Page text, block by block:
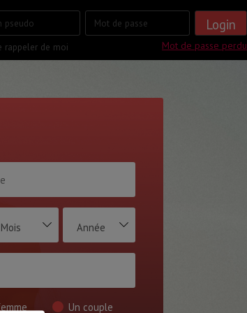
Mot de passe perdu
rappeler de moi
Mois Année
Un couple